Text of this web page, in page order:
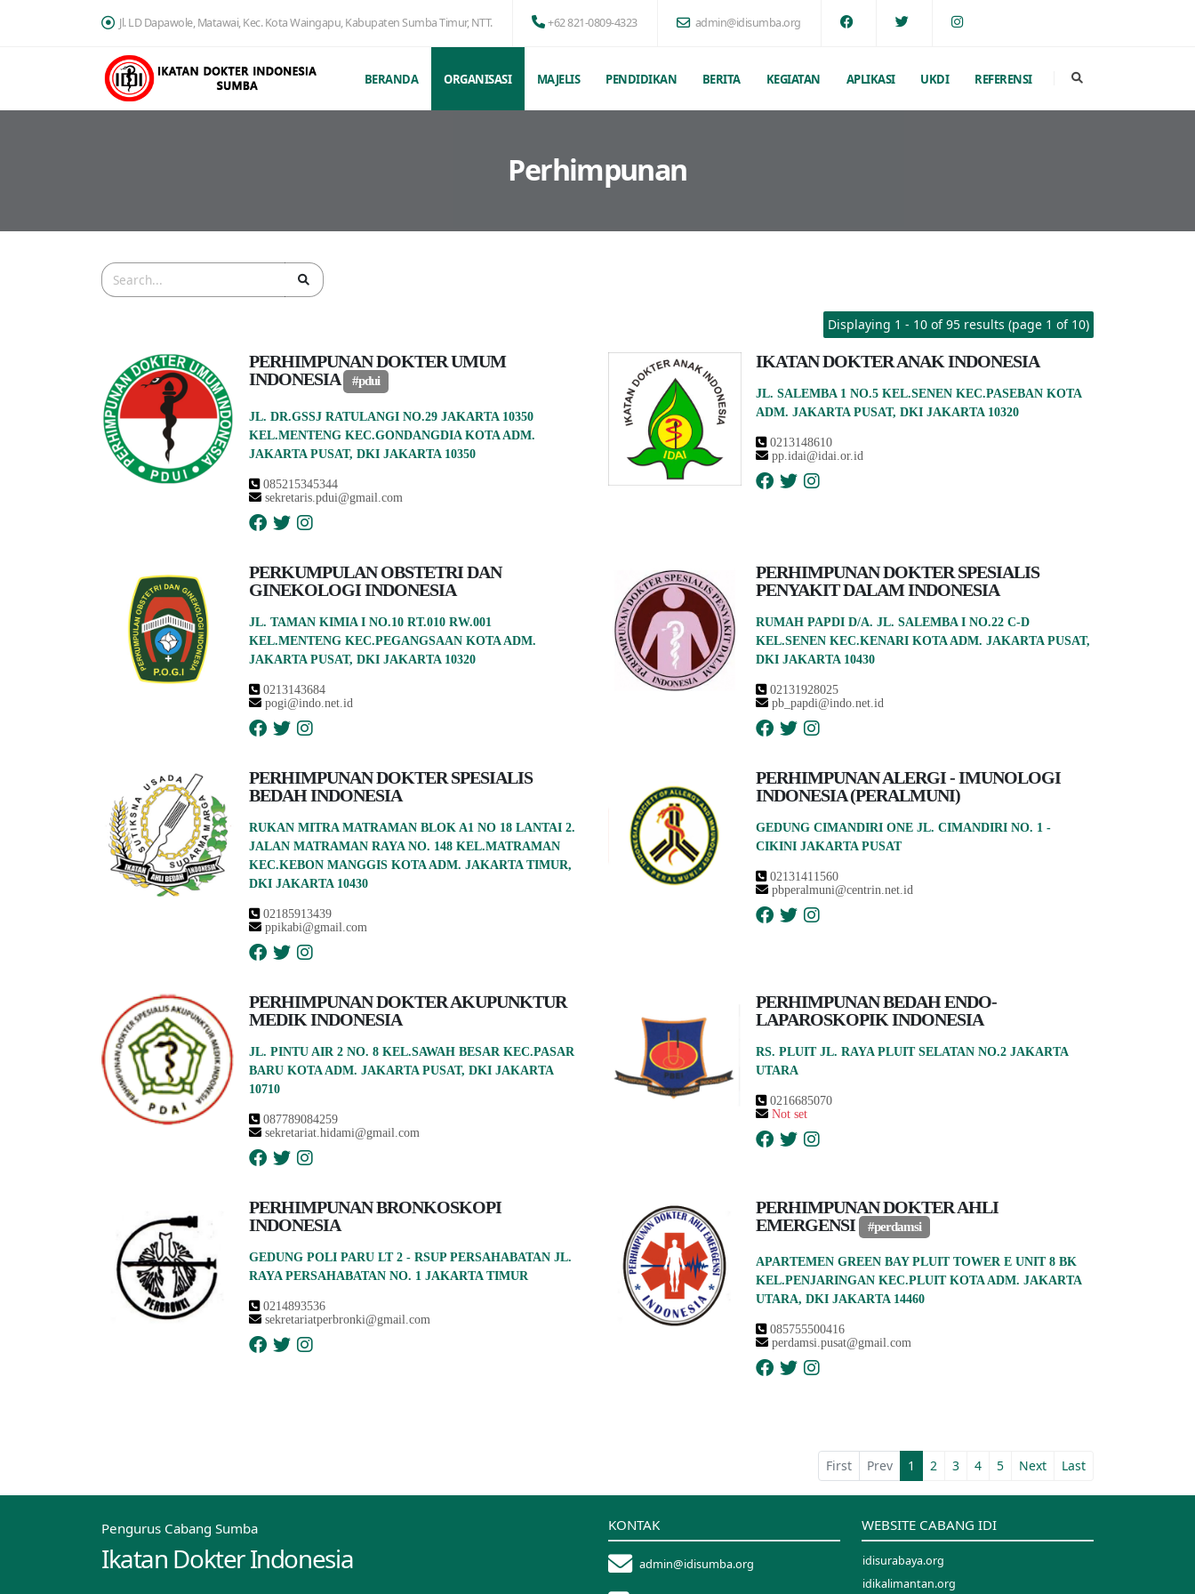
Jl. LD Dapawole, Matawai, Kec. Kota Waingapu, Kabupaten Sumba Timur, NTT. +62 821-0809-4323 admin@idisumba.org
BERANDA ORGANISASI MAJELIS PENDIDIKAN BERITA KEGIATAN APLIKASI UKDI REFERENSI
Perhimpunan
Displaying 1 - 10 of 95 results (page 1 of 10)
PERHIMPUNAN DOKTER UMUM
INDONESIA
#pdui
JL. DR.GSSJ RATULANGI NO.29 JAKARTA 10350
KEL.MENTENG KEC.GONDANGDIA KOTA ADM.
JAKARTA PUSAT, DKI JAKARTA 10350
085215345344
sekretaris.pdui@gmail.com
IKATAN DOKTER ANAK INDONESIA
JL. SALEMBA 1 NO.5 KEL.SENEN KEC.PASEBAN KOTA
ADM. JAKARTA PUSAT, DKI JAKARTA 10320
0213148610
pp.idai@idai.or.id
PERKUMPULAN OBSTETRI DAN
GINEKOLOGI INDONESIA
JL. TAMAN KIMIA I NO.10 RT.010 RW.001
KEL.MENTENG KEC.PEGANGSAAN KOTA ADM.
JAKARTA PUSAT, DKI JAKARTA 10320
0213143684
pogi@indo.net.id
PERHIMPUNAN DOKTER SPESIALIS
PENYAKIT DALAM INDONESIA
RUMAH PAPDI D/A. JL. SALEMBA I NO.22 C-D
KEL.SENEN KEC.KENARI KOTA ADM. JAKARTA PUSAT,
DKI JAKARTA 10430
02131928025
pb_papdi@indo.net.id
PERHIMPUNAN DOKTER SPESIALIS
BEDAH INDONESIA
RUKAN MITRA MATRAMAN BLOK A1 NO 18 LANTAI 2.
JALAN MATRAMAN RAYA NO. 148 KEL.MATRAMAN
KEC.KEBON MANGGIS KOTA ADM. JAKARTA TIMUR,
DKI JAKARTA 10430
02185913439
ppikabi@gmail.com
PERHIMPUNAN ALERGI - IMUNOLOGI
INDONESIA (PERALMUNI)
GEDUNG CIMANDIRI ONE JL. CIMANDIRI NO. 1 -
CIKINI JAKARTA PUSAT
02131411560
pbperalmuni@centrin.net.id
PERHIMPUNAN DOKTER AKUPUNKTUR
MEDIK INDONESIA
JL. PINTU AIR 2 NO. 8 KEL.SAWAH BESAR KEC.PASAR
BARU KOTA ADM. JAKARTA PUSAT, DKI JAKARTA
10710
087789084259
sekretariat.hidami@gmail.com
PERHIMPUNAN BEDAH ENDO-
LAPAROSKOPIK INDONESIA
RS. PLUIT JL. RAYA PLUIT SELATAN NO.2 JAKARTA
UTARA
0216685070
Not set
PERHIMPUNAN BRONKOSKOPI
INDONESIA
GEDUNG POLI PARU LT 2 - RSUP PERSAHABATAN JL.
RAYA PERSAHABATAN NO. 1 JAKARTA TIMUR
0214893536
sekretariatperbronki@gmail.com
PERHIMPUNAN DOKTER AHLI
EMERGENSI
#perdamsi
APARTEMEN GREEN BAY PLUIT TOWER E UNIT 8 BK
KEL.PENJARINGAN KEC.PLUIT KOTA ADM. JAKARTA
UTARA, DKI JAKARTA 14460
085755500416
perdamsi.pusat@gmail.com
First Prev 1 2 3 4 5 Next Last
Pengurus Cabang Sumba
Ikatan Dokter Indonesia
KONTAK
admin@idisumba.org
WEBSITE CABANG IDI
idisurabaya.org
idikalimantan.org